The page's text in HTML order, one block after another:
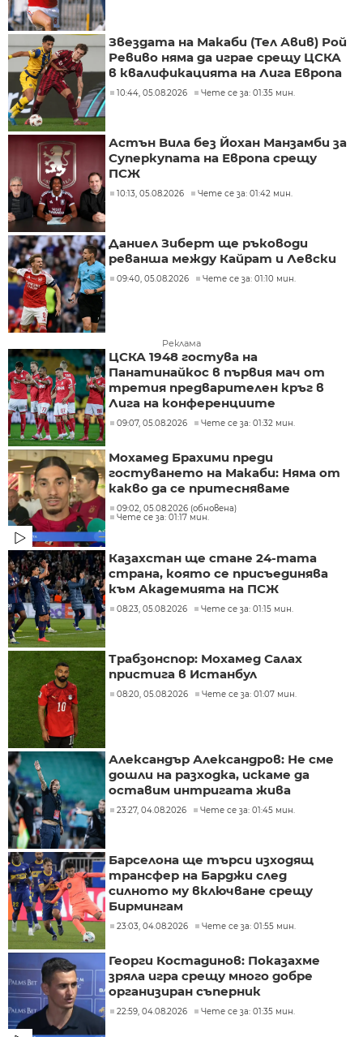
Звездата на Макаби (Тел Авив) Рой
Ревиво няма да играе срещу ЦСКА
в квалификацията на Лига Европа
10:44, 05.08.2026 Чете се за: 01:35 мин.
Астън Вила без Йохан Манзамби за
Суперкупата на Европа срещу
ПСЖ
10:13, 05.08.2026 Чете се за: 01:42 мин.
Даниел Зиберт ще ръководи
реванша между Кайрат и Левски
09:40, 05.08.2026 Чете се за: 01:10 мин.
Реклама
ЦСКА 1948 гостува на
Панатинайкос в първия мач от
третия предварителен кръг в
Лига на конференциите
09:07, 05.08.2026 Чете се за: 01:32 мин.
Мохамед Брахими преди
гостуването на Макаби: Няма от
какво да се притесняваме
09:02, 05.08.2026 (обновена)
Чете се за: 01:17 мин.
Казахстан ще стане 24-тата
страна, която се присъединява
към Академията на ПСЖ
08:23, 05.08.2026 Чете се за: 01:15 мин.
Трабзонспор: Мохамед Салах
пристига в Истанбул
08:20, 05.08.2026 Чете се за: 01:07 мин.
Александър Александров: Не сме
дошли на разходка, искаме да
оставим интригата жива
23:27, 04.08.2026 Чете се за: 01:45 мин.
Барселона ще търси изходящ
трансфер на Барджи след
силното му включване срещу
Бирмингам
23:03, 04.08.2026 Чете се за: 01:55 мин.
Георги Костадинов: Показахме
зряла игра срещу много добре
организиран съперник
22:59, 04.08.2026 Чете се за: 01:35 мин.